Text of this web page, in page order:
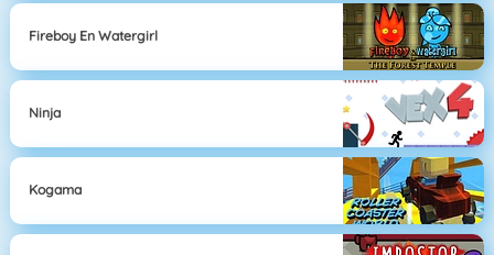
Fireboy En Watergirl
Ninja
Kogama